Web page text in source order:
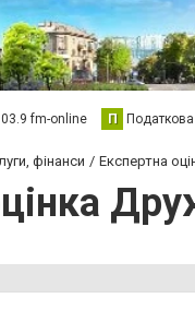
fm-online П
фінанси Експертна